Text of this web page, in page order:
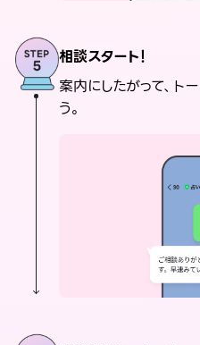
相談スタート！
案内にしたがって、ト
う。